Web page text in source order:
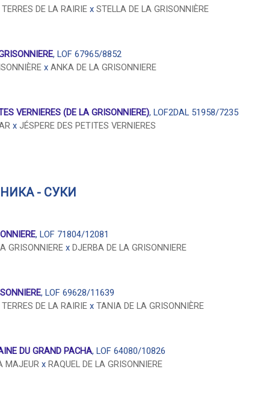
DE LA RAIRIE x STELLA DE LA GRISONNIÈRE
, LOF 67965/8852
x ANKA DE LA GRISONNIERE
VERNIERES (DE LA GRISONNIERE), LOF2DAL 51958/7235
x JÉSPERE DES PETITES VERNIERES
- СУКИ
, LOF 71804/12081
GRISONNIERE x DJERBA DE LA GRISONNIERE
, LOF 69628/11639
DE LA RAIRIE x TANIA DE LA GRISONNIÈRE
DU GRAND PACHA, LOF 64080/10826
MAJEUR x RAQUEL DE LA GRISONNIERE